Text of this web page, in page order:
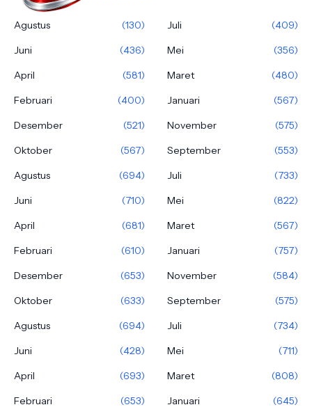
Agustus (130) Juli
(409)
Juni
(436) Mei
(356)
April
(581) Maret
(480)
Februari
(400) Januari
(567)
Desember
(521) November
(575)
Oktober
(567) September
(553)
Agustus
(694) Juli
(733)
Juni
(710) Mei
(822)
April
(681) Maret
(567)
Februari
(610) Januari
(757)
Desember
(653) November
(584)
Oktober
(633) September
(575)
Agustus
(694) Juli
(734)
Juni
(428) Mei
(711)
April
(693) Maret
(808)
Februari
(653) Januari
(645)